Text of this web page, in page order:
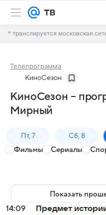
* транслируется московская
Телепрограмма
КиноСезон
КиноСезон –
Мирный
Пт, 7 Сб, 8
Фильмы Сериалы
Показать
14:09
Предмет